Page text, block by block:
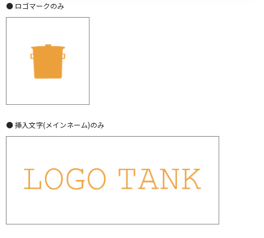
● ロゴマークのみ
● 挿入文字(メインネーム)のみ